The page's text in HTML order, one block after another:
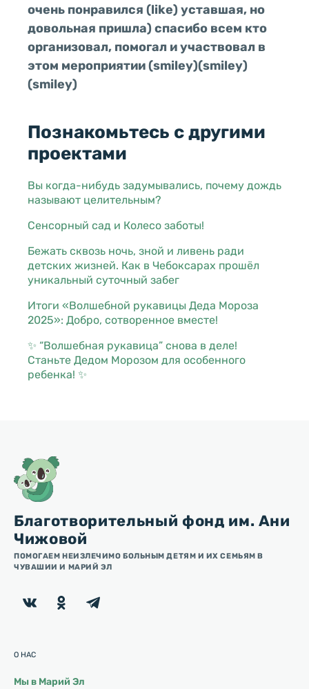
очень понравился (like) уставшая, но
довольная пришла) спасибо всем кто
организовал, помогал и участвовал в
этом мероприятии (smiley)(smiley)
(smiley)
Познакомьтесь с другими
проектами
Вы когда-нибудь задумывались, почему дождь
называют целительным?
Сенсорный сад и Колесо заботы!
Бежать сквозь ночь, зной и ливень ради
детских жизней. Как в Чебоксарах прошёл
уникальный суточный забег
Итоги «Волшебной рукавицы Деда Мороза
2025»: Добро, сотворенное вместе!
✨ “Волшебная рукавица” снова в деле!
Станьте Дедом Морозом для особенного
ребенка! ✨
Благотворительный фонд им. Ани
Чижовой
ПОМОГАЕМ НЕИЗЛЕЧИМО БОЛЬНЫМ ДЕТЯМ И ИХ СЕМЬЯМ В
ЧУВАШИИ И МАРИЙ ЭЛ
О НАС
Мы в Марий Эл